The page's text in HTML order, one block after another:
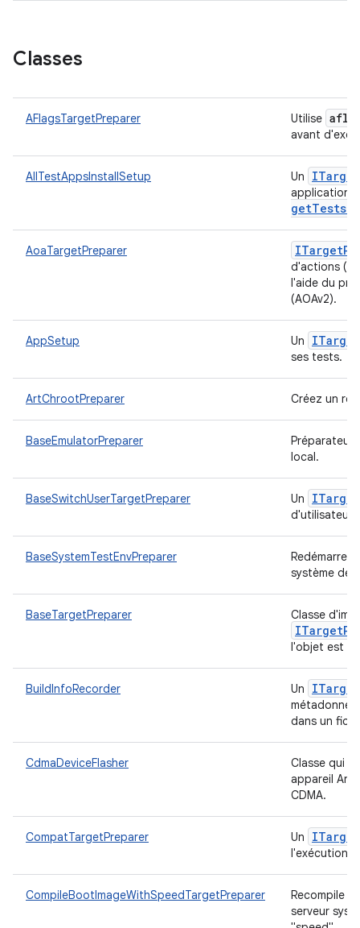
Classes
AFlagsTargetPreparer Utilise
avant
AllTestAppsInstallSetup Un ITarget
getTests
AoaTargetPreparer ITarget
d'actions
l'aide du
(AOAv2).
AppSetup Un ITarget
ses tests.
ArtChrootPreparer Créez un
BaseEmulatorPreparer
Préparateur
local.
BaseSwitchUserTargetPreparer Un ITarget
d'utilisateur
BaseSystemTestEnvPreparer
Redémarre
système de
BaseTargetPreparer Classe
ITarget
l'objet est
BuildInfoRecorder Un ITarget
dans un
CdmaDeviceFlasher
Classe qui
appareil
CDMA.
CompatTargetPreparer Un ITarget
l'exécution
CompileBootImageWithSpeedTargetPreparer
Recompile
serveur